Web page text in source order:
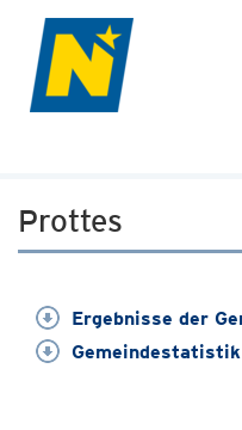
Prottes
Ergebnisse der
Gemeindestatistik